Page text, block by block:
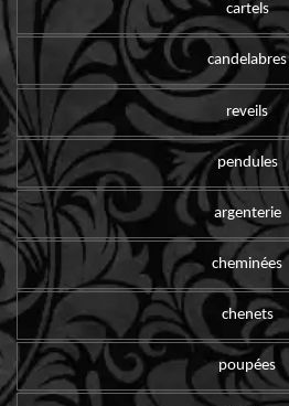
cartels
candelabres
reveils
pendules
argenterie
cheminées
chenets
poupées